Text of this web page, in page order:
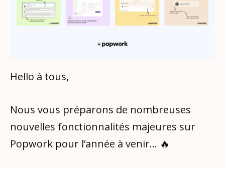
Hello à tous,
Nous vous préparons de nombreuses
nouvelles fonctionnalités majeures sur
Popwork pour l’année à venir… 🔥